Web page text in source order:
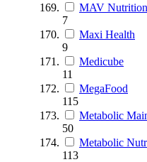
MAV Nutrition
7
Maxi Health
9
Medicube
11
MegaFood
115
Metabolic
50
Metabolic
113